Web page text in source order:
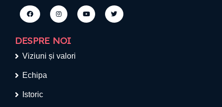
DESPRE NOI
Viziuni și valori
Echipa
Istoric